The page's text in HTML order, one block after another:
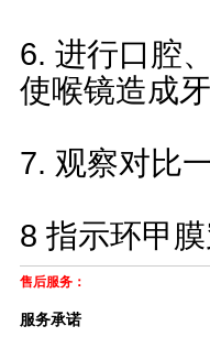
6. 进行口腔
使喉镜造成
7. 观察对比
8 指示环甲
售后服务：
服务承诺